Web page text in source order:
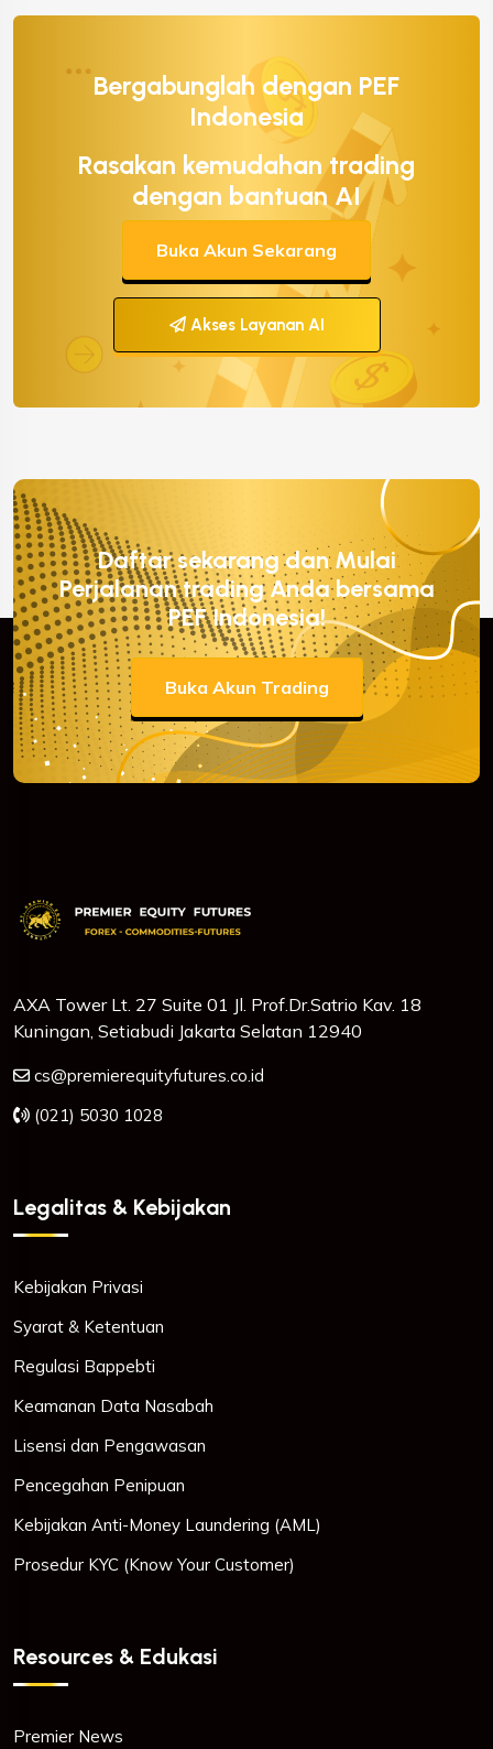
Bergabunglah dengan PEF
Indonesia
Rasakan kemudahan trading
dengan bantuan AI
Buka Akun Sekarang
Akses Layanan AI
Daftar sekarang dan Mulai
Perjalanan trading Anda bersama
PEF Indonesia!
Buka Akun Trading
AXA Tower Lt. 27 Suite 01 Jl. Prof.Dr.Satrio Kav. 18
Kuningan, Setiabudi Jakarta Selatan 12940
cs@premierequityfutures.co.id
(021) 5030 1028
Legalitas & Kebijakan
Kebijakan Privasi
Syarat & Ketentuan
Regulasi Bappebti
Keamanan Data Nasabah
Lisensi dan Pengawasan
Pencegahan Penipuan
Kebijakan Anti-Money Laundering (AML)
Prosedur KYC (Know Your Customer)
Resources & Edukasi
Premier News